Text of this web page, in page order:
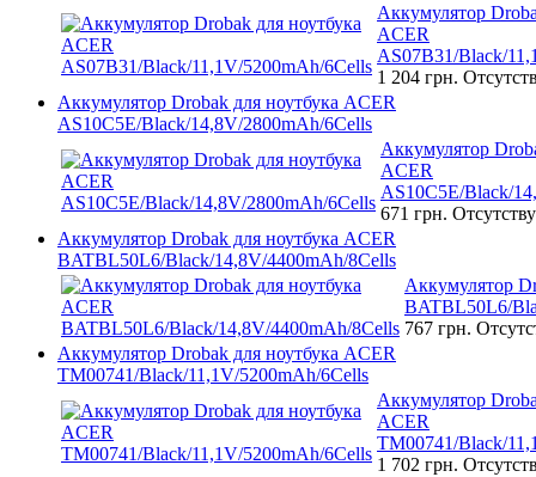
Аккумулятор
ACER
AS07B31/Black/
1 204 грн.
Аккумулятор Drobak для ноутбука ACER
AS10C5E/Black/14,8V/2800mAh/6Cells
Аккумулятор
ACER
AS10C5E/Black/
671 грн.
Аккумулятор Drobak для ноутбука ACER
BATBL50L6/Black/14,8V/4400mAh/8Cells
Аккумулятор
BATBL50L6/
767 грн.
Аккумулятор Drobak для ноутбука ACER
TM00741/Black/11,1V/5200mAh/6Cells
Аккумулятор
ACER
TM00741/Black/
1 702 грн.